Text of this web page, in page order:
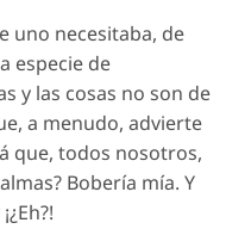
uno necesitaba, de
especie de
y las cosas no son de
a menudo, advierte
que, todos nosotros,
Bobería mía. Y